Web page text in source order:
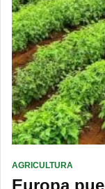
AGRICULTURA
Europa